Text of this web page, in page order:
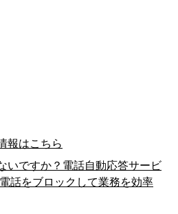
報はこちら
いですか？電話自動応答サービ
話をブロックして業務を効率